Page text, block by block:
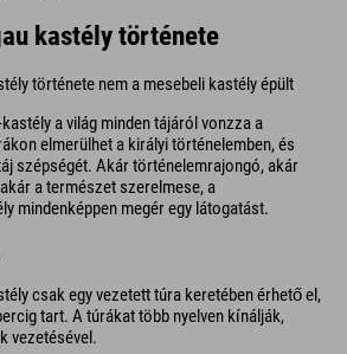
kastély története
története nem a mesebeli kastély épült
a világ minden tájáról vonzza a
elmerülhet a királyi történelemben, és
szépségét. Akár történelemrajongó, akár
a természet szerelmese, a
mindenképpen megér egy látogatást.
csak egy vezetett túra keretében érhető el,
tart. A túrákat több nyelven kínálják,
vezetésével.